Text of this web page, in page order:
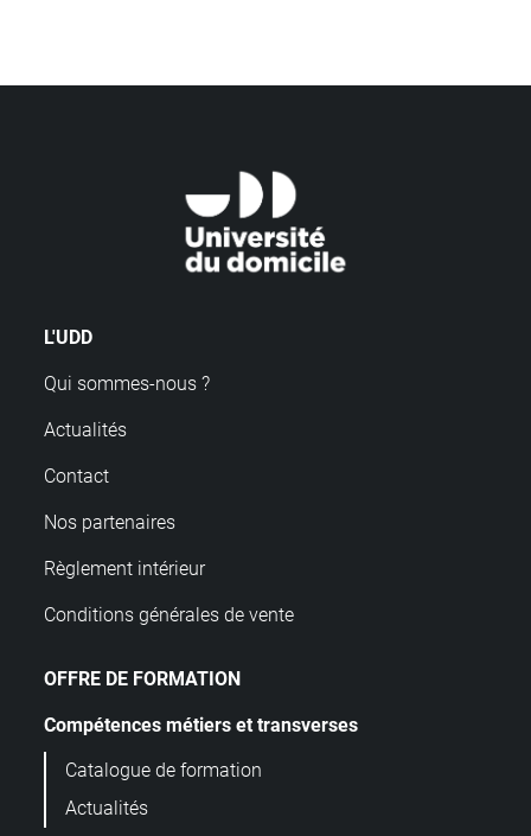
L'UDD
Qui sommes-nous ?
Actualités
Contact
Nos partenaires
Règlement intérieur
Conditions générales de vente
OFFRE DE FORMATION
Compétences métiers et transverses
Catalogue de formation
Actualités